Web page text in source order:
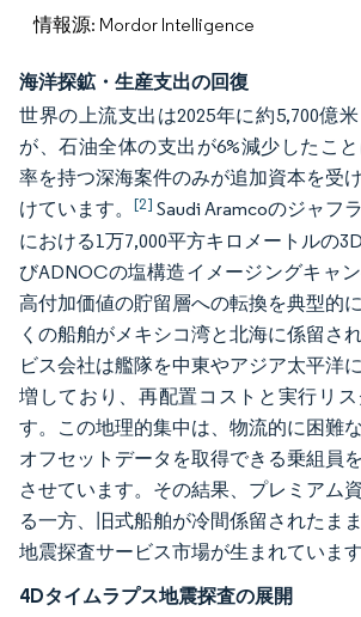
情報源: Mordor Intelligence
海洋探鉱・生産支出の回復
世界の上流支出は2025年に約5,700億
が、石油全体の支出が6%減少したこ
率を持つ深海案件のみが追加資本を受
けています。 [2] Saudi Aramcoのジャフ
における1万7,000平方キロメートルの
びADNOCの塩構造イメージングキャ
高付加価値の貯留層への転換を典型的
くの船舶がメキシコ湾と北海に係留さ
ビス会社は艦隊を中東やアジア太平洋
増しており、再配置コストと実行リ
す。この地理的集中は、物流的に困難
オフセットデータを取得できる乗組員
させています。その結果、プレミアム
る一方、旧式船舶が冷間係留されたま
地震探査サービス市場が生まれています
4Dタイムラプス地震探査の展開